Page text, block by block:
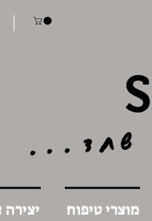
שחד...
מוצרי טיפוח יצירה